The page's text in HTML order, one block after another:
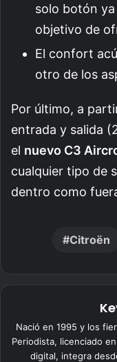
solo botón
objetivo de
El confort
otro de los
Por último, a
entrada y salida
el nuevo C3
cualquier tipo de
dentro como
Citroën
Nació en 1995 y los
Periodista, licenciado
digital, integra